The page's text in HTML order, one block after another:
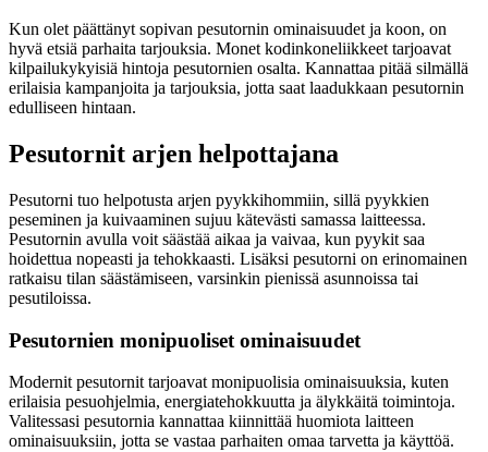
Kun olet päättänyt sopivan pesutornin ominaisuudet ja koon, on
hyvä etsiä parhaita tarjouksia. Monet kodinkoneliikkeet tarjoavat
kilpailukykyisiä hintoja pesutornien osalta. Kannattaa pitää silmällä
erilaisia kampanjoita ja tarjouksia, jotta saat laadukkaan pesutornin
edulliseen hintaan.
Pesutornit arjen helpottajana
Pesutorni tuo helpotusta arjen pyykkihommiin, sillä pyykkien
peseminen ja kuivaaminen sujuu kätevästi samassa laitteessa.
Pesutornin avulla voit säästää aikaa ja vaivaa, kun pyykit saa
hoidettua nopeasti ja tehokkaasti. Lisäksi pesutorni on erinomainen
ratkaisu tilan säästämiseen, varsinkin pienissä asunnoissa tai
pesutiloissa.
Pesutornien monipuoliset ominaisuudet
Modernit pesutornit tarjoavat monipuolisia ominaisuuksia, kuten
erilaisia pesuohjelmia, energiatehokkuutta ja älykkäitä toimintoja.
Valitessasi pesutornia kannattaa kiinnittää huomiota laitteen
ominaisuuksiin, jotta se vastaa parhaiten omaa tarvetta ja käyttöä.